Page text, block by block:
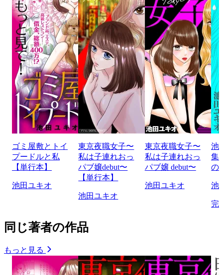
ゴミ屋敷とトイ
プードルと私
【単行本】
池田ユキオ
東京夜職女子〜
私は子連れおっ
パブ嬢debut〜
【単行本】
池田ユキオ
東京夜職女子〜
私は子連れおっ
パブ嬢 debut〜
池田ユキオ
池
集
の
池
完
同じ著者の作品
もっと見る